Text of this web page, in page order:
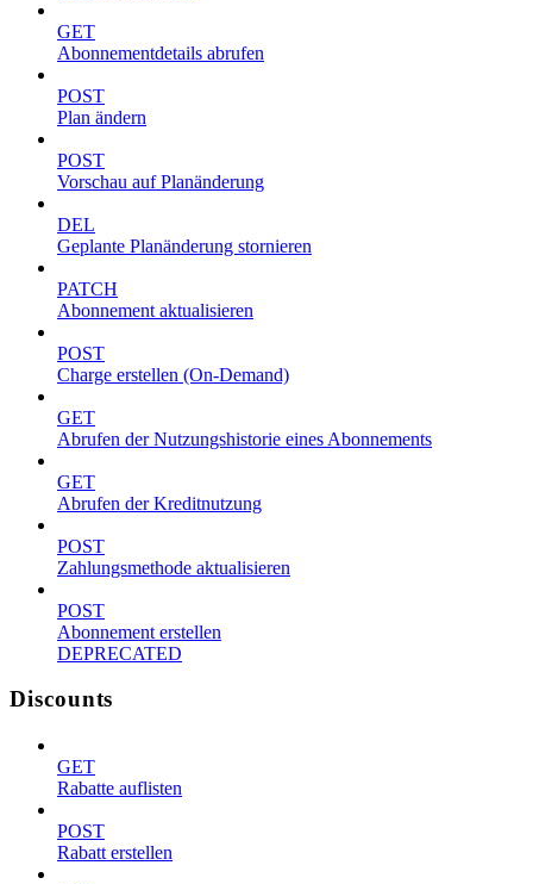
GET
Abonnementdetails abrufen
POST
Plan ändern
POST
Vorschau auf Planänderung
DEL
Geplante Planänderung stornieren
PATCH
Abonnement aktualisieren
POST
Charge erstellen (On-Demand)
GET
Abrufen der Nutzungshistorie eines Abonnements
GET
Abrufen der Kreditnutzung
POST
Zahlungsmethode aktualisieren
POST
Abonnement erstellen
DEPRECATED
Discounts
GET
Rabatte auflisten
POST
Rabatt erstellen